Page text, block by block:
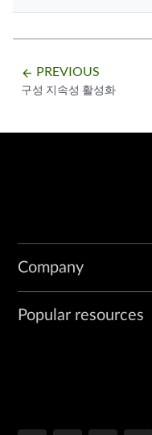
arrow_backward PREVIOUS
구성 지속성 활성화
Company
Popular resources